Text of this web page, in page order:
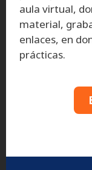
aula virtual,
material,
enlaces, en
prácticas.